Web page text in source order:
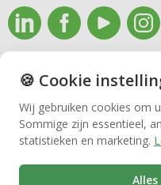
Huren
D
é
f
h
Alle contactgegevens
Bekijk de laatste
Inschrijven nieuwsbrief
🍪 Cookie
Wij gebruiken cookies om
Sommige zijn essentieel,
statistieken en marketing.